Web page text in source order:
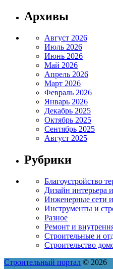
Архивы
Август 2026
Июль 2026
Июнь 2026
Май 2026
Апрель 2026
Март 2026
Февраль 2026
Январь 2026
Декабрь 2025
Октябрь 2025
Сентябрь 2025
Август 2025
Рубрики
Благоустройство
Дизайн интерьера
Инженерные сети
Инструменты и
Разное
Ремонт и
Строительные и
Строительство
Строительный портал © 2026